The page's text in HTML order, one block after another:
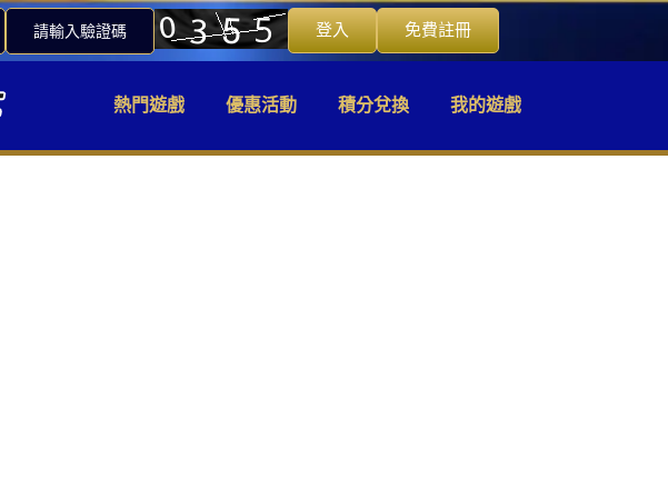
請輸入驗證碼 登入 免費註冊
熱門遊戲 優惠活動 積分兌換 我的遊戲